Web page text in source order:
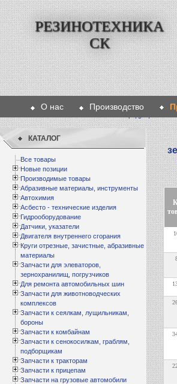
РЕЗИНОТЕХНИКА
СК
О нас Производство
КАТАЛОГ
Все товары
Новые позиции
Производимые товары
Абразивные материалы, инструменты
Автохимия
Асбесто - технические изделия
Гидрооборудование
Датчики, указатели
Двигателя внутреннего сгорания
Круги отрезные, зачистные, абразивные
материалы
Запчасти для элеваторов,
зернохранилищ, погрузчиков
Для ремонта автомобильных шин
Запчасти для животноводческих
комплексов
Запчасти к сеялкам, лущильникам,
бороны
Запчасти к комбайнам
Запчасти к сенокосилкам, граблям,
подборщикам
Запчасти к тракторам
Запчасти к прицепам
Запчасти на грузовые автомобили